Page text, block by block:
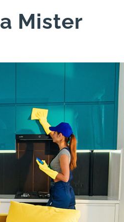
Mister